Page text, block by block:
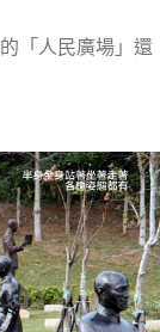
「人民廣場」還